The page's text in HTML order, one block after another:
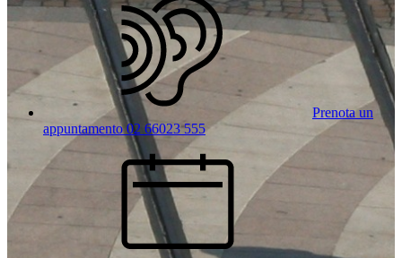
Prenota un
appuntamento 02 66023 555